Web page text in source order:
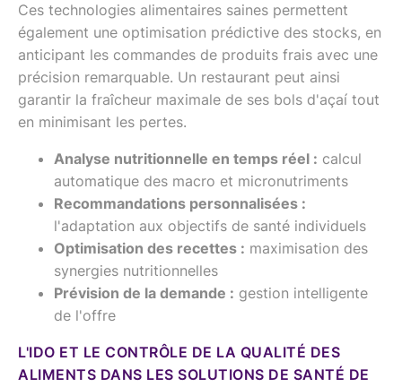
Ces technologies alimentaires saines permettent
également une optimisation prédictive des stocks, en
anticipant les commandes de produits frais avec une
précision remarquable. Un restaurant peut ainsi
garantir la fraîcheur maximale de ses bols d'açaí tout
en minimisant les pertes.
Analyse nutritionnelle en temps réel : calcul
automatique des macro et micronutriments
Recommandations personnalisées :
l'adaptation aux objectifs de santé individuels
Optimisation des recettes : maximisation des
synergies nutritionnelles
Prévision de la demande : gestion intelligente
de l'offre
L'IDO ET LE CONTRÔLE DE LA QUALITÉ DES
ALIMENTS DANS LES SOLUTIONS DE SANTÉ DE